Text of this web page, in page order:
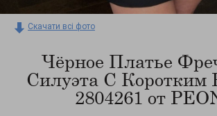
Скачати всі фото
Чёрное Платье
Силуэта С Коротким
2804261 от